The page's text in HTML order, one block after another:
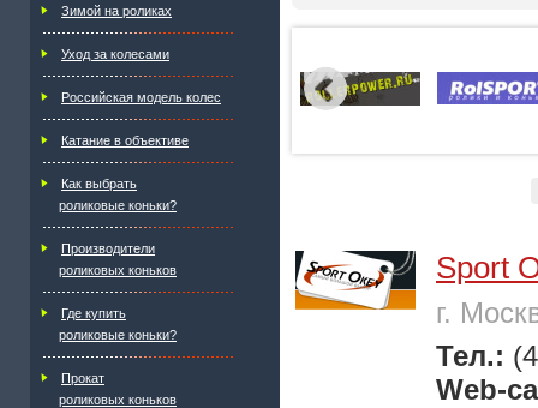
Зимой на роликах
Уход за колесами
Российская модель колес
Катание в объективе
Как выбрать
роликовые коньки?
Производители
роликовых коньков
Где купить
роликовые коньки?
Прокат
роликовых коньков
Sport
г.
Тел.:
Web-